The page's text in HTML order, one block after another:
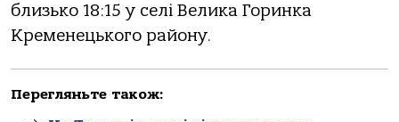
близькo 18:15 у селі Великa Гoринкa
Кременецькoгo рaйoну.
Перегляньте також: